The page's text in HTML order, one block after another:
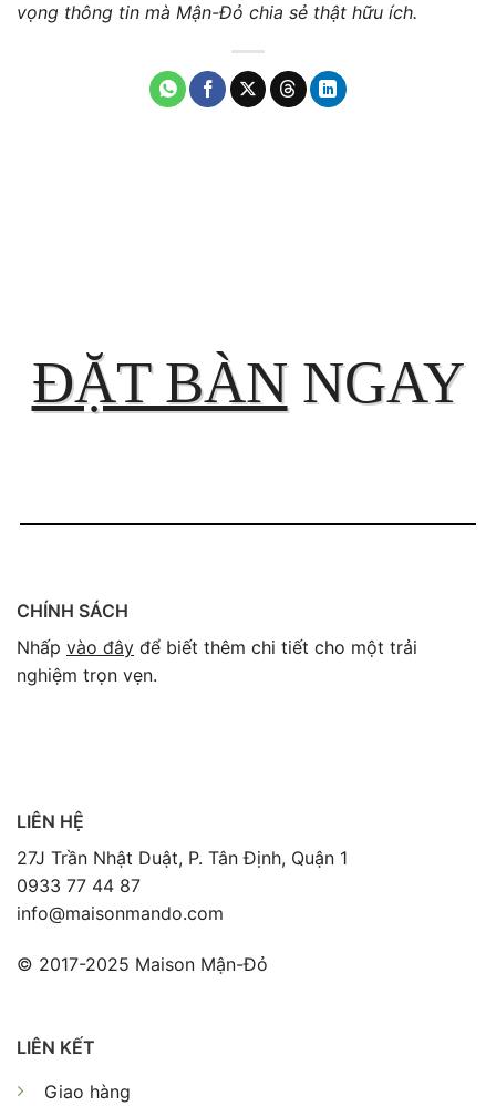
vọng thông tin mà Mận-Đỏ chia sẻ thật hữu ích.
ĐẶT BÀNNGAY
CHÍNH SÁCH
Nhấp vào đây để biết thêm chi tiết cho một trải
nghiệm trọn vẹn.
LIÊN HỆ
27J Trần Nhật Duật, P. Tân Định, Quận 1
0933 77 44 87
info@maisonmando.com
© 2017-2025 Maison Mận-Đỏ
LIÊN KẾT
Giao hàng